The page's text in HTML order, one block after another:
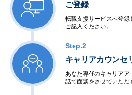
ご登録
転職支援サービスへ登録
ご記入ください。
Step.2
キャリアカウンセ
あなた専任のキャリア
話で面談をさせていただ